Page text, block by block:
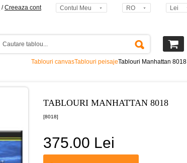
/Creeaza cont Contul Meu RO Lei
Tablouri canvasTablouri peisajeTablouri Manhattan 8018
TABLOURI MANHATTAN 8018
[8018]
375.00 Lei